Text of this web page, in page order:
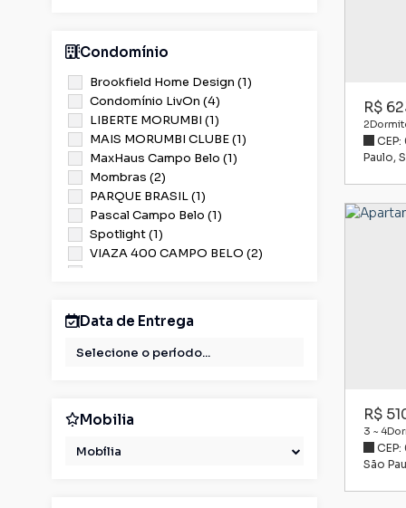
Condomínio
Brookfield Home Design (1)
Condomínio LivOn (4)
LIBERTE MORUMBI (1)
MAIS MORUMBI CLUBE (1)
MaxHaus Campo Belo (1)
Mombras (2)
PARQUE BRASIL (1)
Pascal Campo Belo (1)
Spotlight (1)
VIAZA 400 CAMPO BELO (2)
Data de Entrega
Mobilia
Mobília
R$
Paulo,
2
R$
São
3 ~ 4